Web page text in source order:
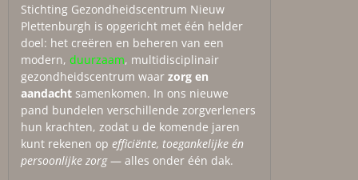
Stichting Gezondheidscentrum Nieuw
Plettenburgh is opgericht met één helder
doel: het creëren en beheren van een
modern, duurzaam, multidisciplinair
gezondheidscentrum waar zorg en
aandacht samenkomen. In ons nieuwe
pand bundelen verschillende zorgverleners
hun krachten, zodat u de komende jaren
kunt rekenen op efficiënte, toegankelijke én
persoonlijke zorg— alles onder één dak.